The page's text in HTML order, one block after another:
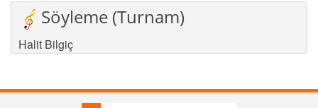
Söyleme (Turnam)
Halit Bilgiç